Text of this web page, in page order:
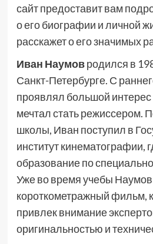
сайт предоставит вам
о его биографии и личной
расскажет о его значимых
Иван Наумовродился в
Санкт-Петербурге. С
проявлял большой интерес
мечтал стать режиссером.
школы, Иван поступил в
институт кинематографии,
образование по
Уже во время учебы
короткометражный фильм,
привлек внимание
оригинальностью и